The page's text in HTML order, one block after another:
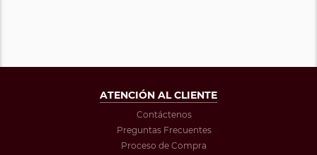
ATENCIÓN AL CLIENTE
Contáctenos
Preguntas Frecuentes
Proceso de Compra